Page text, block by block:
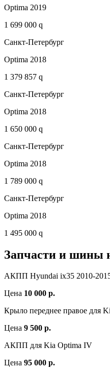
Optima 2019
1 699 000 q
Санкт-Петербург
Optima 2018
1 379 857 q
Санкт-Петербург
Optima 2018
1 650 000 q
Санкт-Петербург
Optima 2018
1 789 000 q
Санкт-Петербург
Optima 2018
1 495 000 q
Запчасти и шины
АКПП Hyundai ix35 2010-
Цена 10 000 р.
Крыло переднее правое для
Цена 9 500 р.
АКПП для Kia Optima IV
Цена 95 000 р.